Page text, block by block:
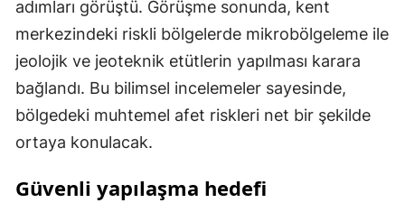
adımları görüştü. Görüşme sonunda, kent
merkezindeki riskli bölgelerde mikrobölgeleme ile
jeolojik ve jeoteknik etütlerin yapılması karara
bağlandı. Bu bilimsel incelemeler sayesinde,
bölgedeki muhtemel afet riskleri net bir şekilde
ortaya konulacak.
Güvenli yapılaşma hedefi